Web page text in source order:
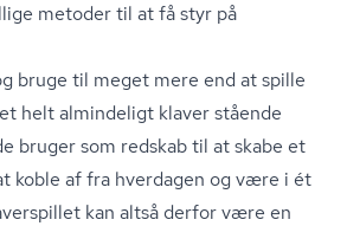
metoder til at få styr på
bruge til meget mere end at spille
helt almindeligt klaver stående
bruger som redskab til at skabe et
koble af fra hverdagen og være i ét
kan altså derfor være en